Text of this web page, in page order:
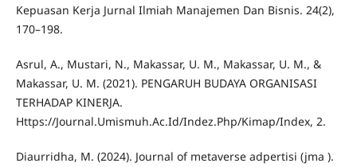
Kepuasan Kerja Jurnal Ilmiah Manajemen Dan Bisnis. 24(2),
170–198.
Asrul, A., Mustari, N., Makassar, U. M., Makassar, U. M., &
Makassar, U. M. (2021). PENGARUH BUDAYA ORGANISASI
TERHADAP KINERJA.
Https://Journal.Umismuh.Ac.Id/Indez.Php/Kimap/Index, 2.
Diaurridha, M. (2024). Journal of metaverse adpertisi (jma ).